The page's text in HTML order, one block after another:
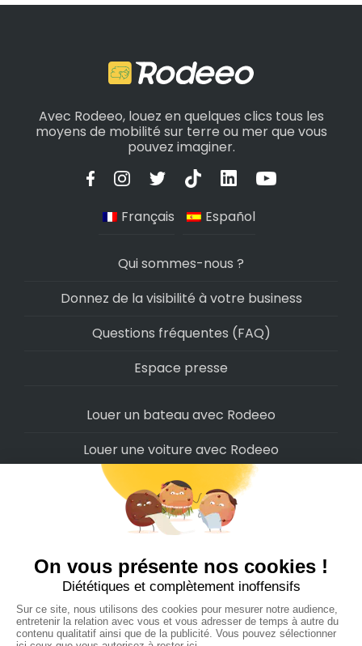
Avec Rodeeo, louez en quelques clics tous les
moyens de mobilité sur terre ou mer que vous
pouvez imaginer.
Français Español
Qui sommes-nous ?
Donnez de la visibilité à votre business
Questions fréquentes (FAQ)
Espace presse
Louer un bateau avec Rodeeo
Louer une voiture avec Rodeeo
Louer une moto avec Rodeeo
Louer un scooter avec Rodeeo
Louer un vélo avec Rodeeo
Louer un Camping-Car avec Rodeeo